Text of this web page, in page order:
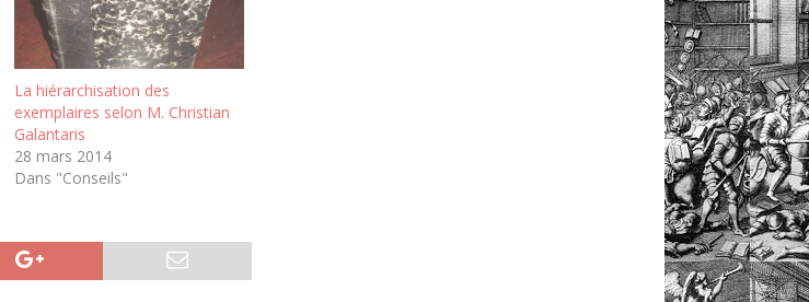
La hiérarchisation des
exemplaires selon M. Christian
Galantaris
28 mars 2014
Dans "Conseils"